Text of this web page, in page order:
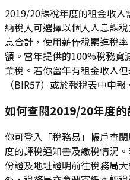
2019/20課稅年度的租金收入
納稅人可選擇以個人入息課
息合計，使用薪俸稅累進稅
額。當年提供的100%稅務寬
業稅。若你當年有租金收入
（BIR57）或於報稅表中申報
如何查閱2019/20年度的
你可登入「稅務易」帳戶查
度的評稅通知書及繳稅情況
份證及地址證明前往稅務局